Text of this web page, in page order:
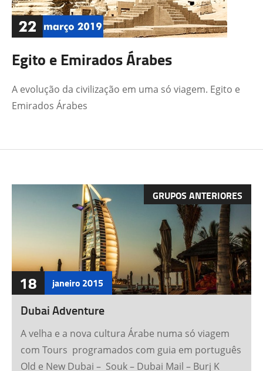
Egito e Emirados Árabes
A evolução da civilização em uma só viagem. Egito e
Emirados Árabes
GRUPOS ANTERIORES
18 janeiro 2015
Dubai Adventure
A velha e a nova cultura Árabe numa só viagem
com Tours programados com guia em português
Old e New Dubai – Souk – Dubai Mail – Burj K